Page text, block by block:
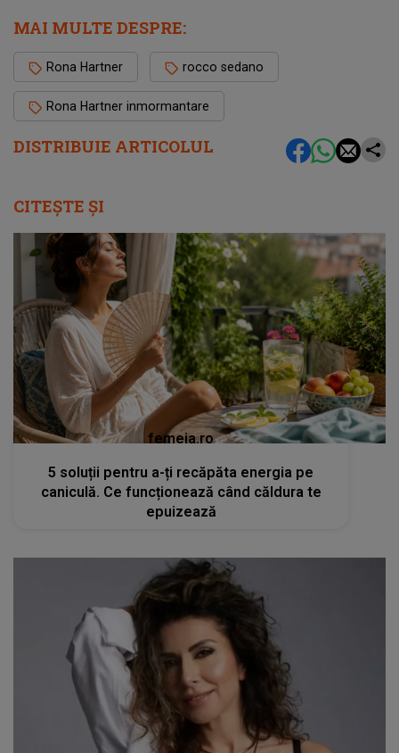
DISTRIBUIE ARTICOLUL
MAI MULTE DESPRE:
Rona Hartner rocco sedano
Rona Hartner inmormantare
CITEȘTE ȘI
femeia.ro
5 soluții pentru a-ți recăpăta energia pe
caniculă. Ce funcționează când căldura te
epuizează